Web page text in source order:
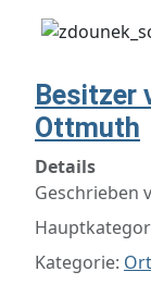
Besitzer
Ottmuth
Details
Geschrieben
Kategorie: